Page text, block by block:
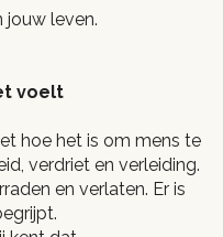
jouw leven.
voelt
hoe het is om mens te
verdriet en verleiding.
en verlaten. Er is